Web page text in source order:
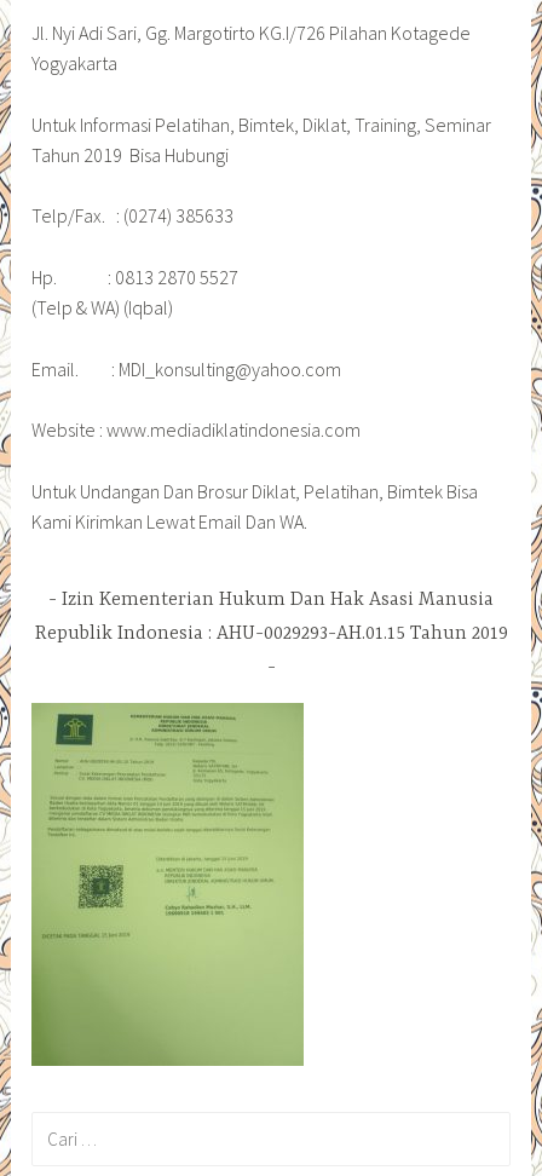
Jl. Nyi Adi Sari, Gg. Margotirto KG.I/726 Pilahan Kotagede
Yogyakarta
Untuk Informasi Pelatihan, Bimtek, Diklat, Training, Seminar
Tahun 2019 Bisa Hubungi
Telp/Fax. : (0274) 385633
Hp. : 0813 2870 5527
(Telp & WA) (Iqbal)
Email. : MDI_konsulting@yahoo.com
Website : www.mediadiklatindonesia.com
Untuk Undangan Dan Brosur Diklat, Pelatihan, Bimtek Bisa
Kami Kirimkan Lewat Email Dan WA.
Izin Kementerian Hukum Dan Hak Asasi Manusia
Republik Indonesia : AHU-0029293-AH.01.15 Tahun 2019